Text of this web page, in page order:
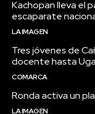
Kachopan lleva el
escaparate
LA IMAGEN
Tres jóvenes de
docente hasta
COMARCA
Ronda activa un
LA IMAGEN